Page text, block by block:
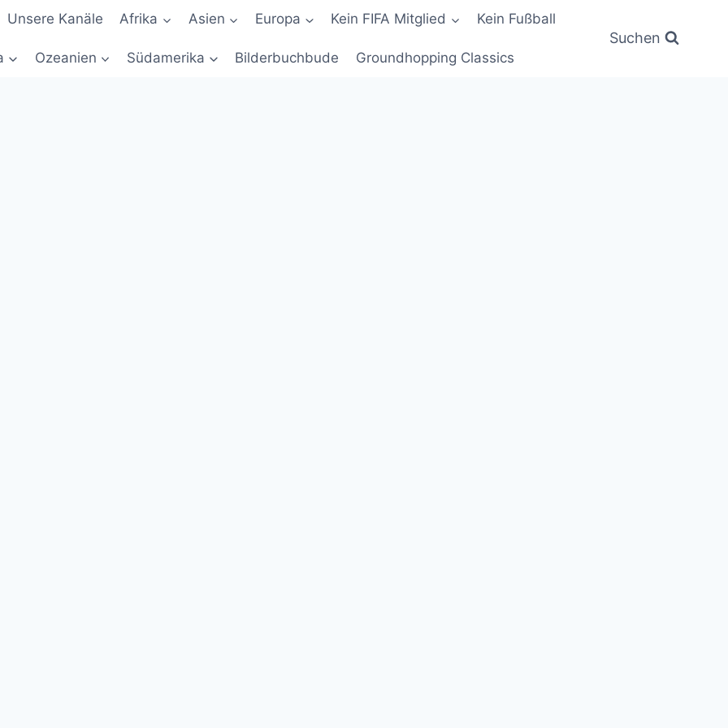
Unsere Kanäle Afrika Asien Europa Kein FIFA Mitglied Kein Fußball
Ozeanien Südamerika Bilderbuchbude Groundhopping Classics
Suchen